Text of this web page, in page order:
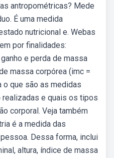
antropométricas? Mede
É uma medida
nutricional e. Webas
por finalidades:
e perda de massa
massa corpórea (imc =
o que são as medidas
e quais os tipos
corporal. Veja também
é a medida das
Dessa forma, inclui
altura, índice de massa